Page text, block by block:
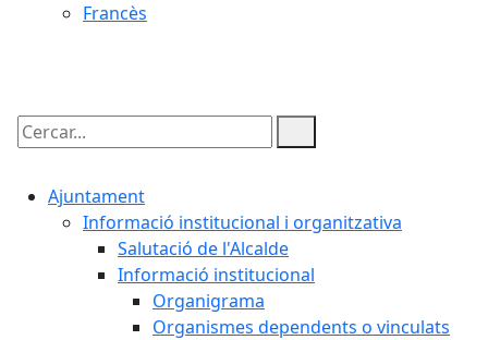
Francès
Cercar:
Ajuntament
Informació institucional i organitzativa
Salutació de l'Alcalde
Informació institucional
Organigrama
Organismes dependents o vinculats